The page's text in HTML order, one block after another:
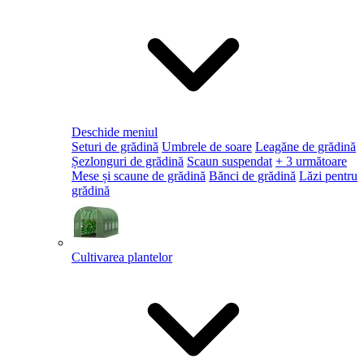
Deschide meniul
Seturi de grădină Umbrele de soare Leagăne de grădină
Șezlonguri de grădină Scaun suspendat + 3 următoare
Mese și scaune de grădină Bănci de grădină Lăzi pentru
grădină
Cultivarea plantelor